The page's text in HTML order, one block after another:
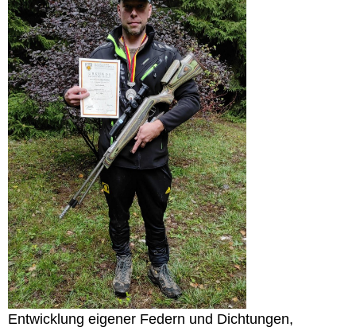
Entwicklung eigener Federn und Dichtungen,